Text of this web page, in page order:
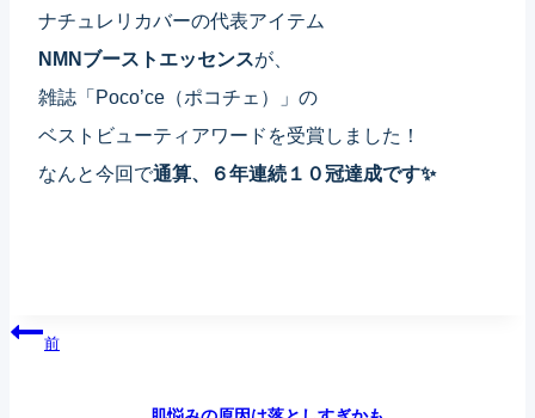
ナチュレリカバーの代表アイテム
NMNブーストエッセンスが、
雑誌「Poco’ce（ポコチェ）」の
ベストビューティアワードを受賞しました！
なんと今回で通算、６年連続１０冠達成です✨
投 前